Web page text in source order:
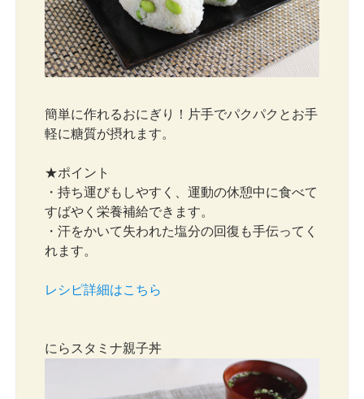
簡単に作れるおにぎり！片手でパクパクとお手
軽に糖質が摂れます。
★ポイント
・持ち運びもしやすく、運動の休憩中に食べて
すばやく栄養補給できます。
・汗をかいて失われた塩分の回復も手伝ってく
れます。
レシピ詳細はこちら
にらスタミナ親子丼